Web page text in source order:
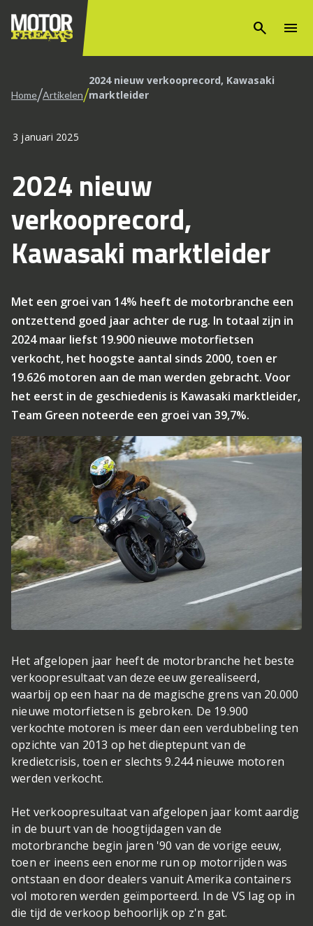
search menu
Home/Artikelen/2024 nieuw verkooprecord, Kawasaki
marktleider
3 januari 2025
2024 nieuw
verkooprecord,
Kawasaki marktleider
Met een groei van 14% heeft de motorbranche een
ontzettend goed jaar achter de rug. In totaal zijn in
2024 maar liefst 19.900 nieuwe motorfietsen
verkocht, het hoogste aantal sinds 2000, toen er
19.626 motoren aan de man werden gebracht. Voor
het eerst in de geschiedenis is Kawasaki marktleider,
Team Green noteerde een groei van 39,7%.
Het afgelopen jaar heeft de motorbranche het beste
verkoopresultaat van deze eeuw gerealiseerd,
waarbij op een haar na de magische grens van 20.000
nieuwe motorfietsen is gebroken. De 19.900
verkochte motoren is meer dan een verdubbeling ten
opzichte van 2013 op het dieptepunt van de
kredietcrisis, toen er slechts 9.244 nieuwe motoren
werden verkocht.
Het verkoopresultaat van afgelopen jaar komt aardig
in de buurt van de hoogtijdagen van de
motorbranche begin jaren '90 van de vorige eeuw,
toen er ineens een enorme run op motorrijden was
ontstaan en door dealers vanuit Amerika containers
vol motoren werden geïmporteerd. In de VS lag op in
die tijd de verkoop behoorlijk op z'n gat.